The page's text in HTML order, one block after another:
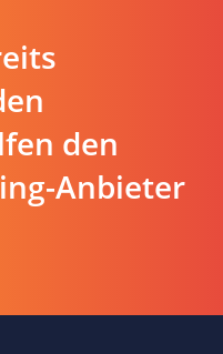
den
Anbieter